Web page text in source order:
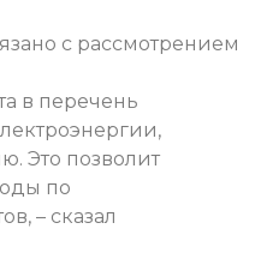
с рассмотрением
в перечень
Это позволит
по
– сказал